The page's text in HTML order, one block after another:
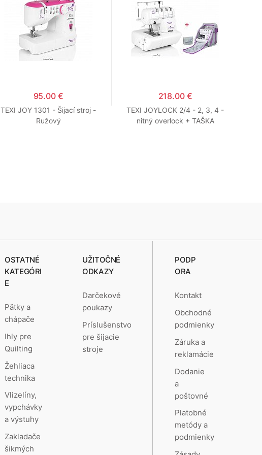
95.00 €
TEXI JOY 1301 - Šijací stroj -
Ružový
218.00 €
TEXI JOYLOCK 2/4 - 2, 3, 4 -
nitný overlock + TAŠKA
OSTATNÉ
KATEGÓRI
E
Pätky a
chápače
Ihly pre
Quilting
Žehliaca
technika
Vlizelíny,
vypchávky
a výstuhy
Zakladače
šikmých
UŽITOČNÉ
ODKAZY
Darčekové
poukazy
Príslušenstvo
pre šijacie
stroje
PODP
ORA
Kontakt
Obchodné
podmienky
Záruka a
reklamácie
Dodanie
a
poštovné
Platobné
metódy a
podmienky